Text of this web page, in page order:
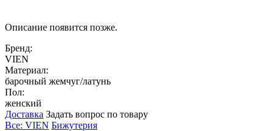
Описание появится позже.
Бренд:
VIEN
Материал:
барочный жемчуг/латунь
Пол:
женский
Доставка Задать вопрос по товару
Все: VIEN Бижутерия